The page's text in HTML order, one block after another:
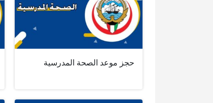
حجز موعد الصحة المدرسية